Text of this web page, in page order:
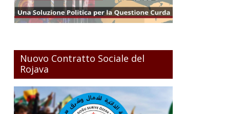
Nuovo Contratto Sociale del
Rojava